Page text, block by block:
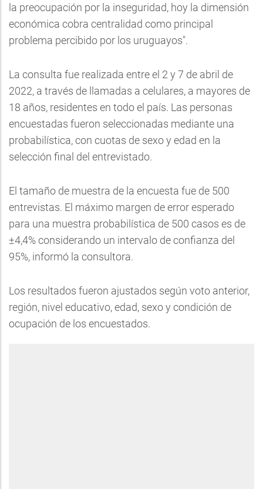
la preocupación por la inseguridad, hoy la dimensión
económica cobra centralidad como principal
problema percibido por los uruguayos".
La consulta fue realizada entre el 2 y 7 de abril de
2022, a través de llamadas a celulares, a mayores de
18 años, residentes en todo el país. Las personas
encuestadas fueron seleccionadas mediante una
probabilística, con cuotas de sexo y edad en la
selección final del entrevistado.
El tamaño de muestra de la encuesta fue de 500
entrevistas. El máximo margen de error esperado
para una muestra probabilística de 500 casos es de
±4,4% considerando un intervalo de confianza del
95%, informó la consultora.
Los resultados fueron ajustados según voto anterior,
región, nivel educativo, edad, sexo y condición de
ocupación de los encuestados.